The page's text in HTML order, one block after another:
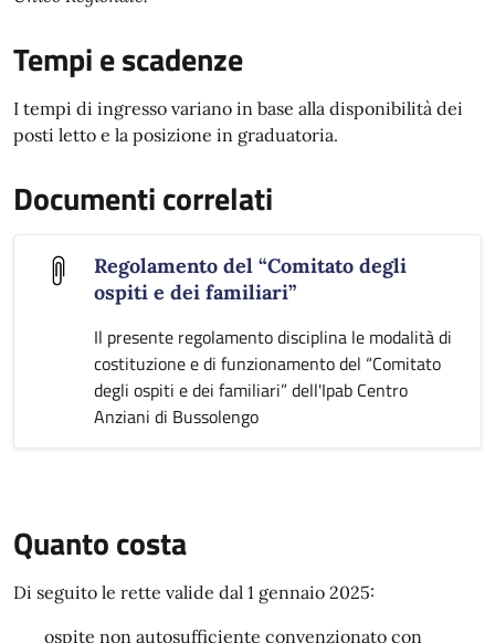
Tempi e scadenze
I tempi di ingresso variano in base alla disponibilità dei
posti letto e la posizione in graduatoria.
Documenti correlati
Regolamento del “Comitato degli
ospiti e dei familiari”
Il presente regolamento disciplina le modalità di
costituzione e di funzionamento del “Comitato
degli ospiti e dei familiari” dell'Ipab Centro
Anziani di Bussolengo
Quanto costa
Di seguito le rette valide dal 1 gennaio 2025:
ospite non autosufficiente convenzionato con